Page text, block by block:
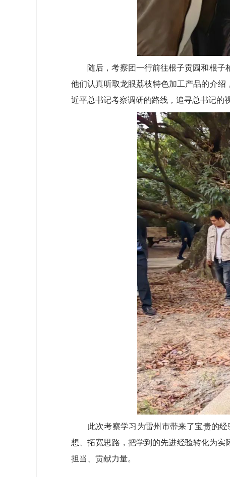
随后，考察团一行前往根子贡园和根子柏
他们认真听取龙眼荔枝特色加工产品的介绍
近平总书记考察调研的路线，追寻总书记的
此次考察学习为雷州市带来了宝贵的经
想、拓宽思路，把学到的先进经验转化为
担当、贡献力量。